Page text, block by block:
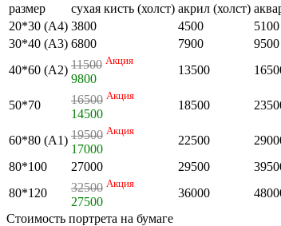
размер сухая кисть (холст) акрил (холст)
20*30 (А4) 3800 4500 5100
30*40 (А3) 6800 7900 9500
40*60 (А2) 11500 Акция
9800
13500
50*70 16500 Акция
14500
18500
60*80 (А1) 19500 Акция
17000
22500
80*100
27000 29500
80*120
32500 Акция
27500
36000
Стоимость портрета на бумаге